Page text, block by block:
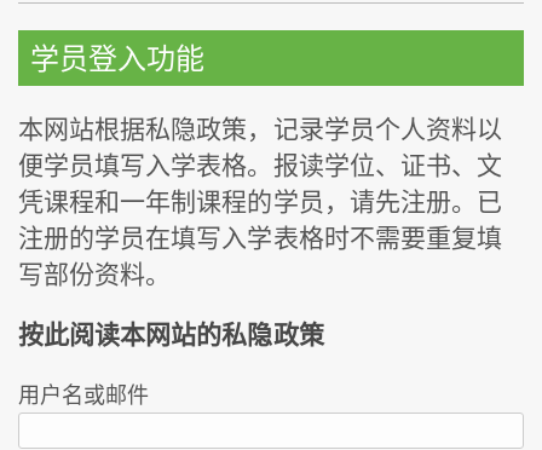
学员登入功能
本网站根据私隐政策，记录学员个人资料以
便学员填写入学表格。报读学位、证书、文
凭课程和一年制课程的学员，请先注册。已
注册的学员在填写入学表格时不需要重复填
写部份资料。
按此阅读本网站的私隐政策
用户名或邮件